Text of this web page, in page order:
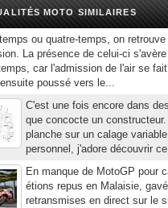
MOTO SIMILAIRES
ou quatre-temps, on
La présence de celui-ci
car l'admission de l'air se
poussé vers le...
C'est une fois encore dans
que concocte un
planche sur un calage
personnel, j'adore découvrir
En manque de MotoGP pour
étions repus en Malaisie,
retransmises en direct sur le